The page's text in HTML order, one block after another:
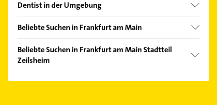
Bergen-Enkheim
Bornheim
Eckenheim
Dentist in der Umgebung
Kriftel
Hofheim am Taunus
Kelsterbach
Beliebte Suchen in Frankfurt am Main
Rechtsanwalt
Rohrreinigung
Beliebte Suchen in Frankfurt am Main Stadtteil
Zeilsheim